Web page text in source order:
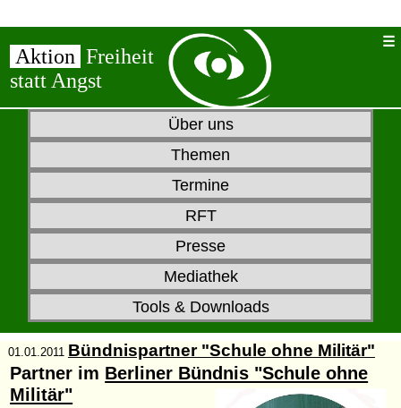
Aktion Freiheit
statt Angst
Über uns
Themen
Termine
RFT
Presse
Mediathek
Tools & Downloads
01.01.2011 Bündnispartner "Schule ohne Militär"
Partner im Berliner Bündnis "Schule ohne
Militär"